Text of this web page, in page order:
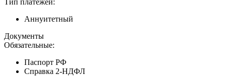
Аннуитетный
Документы
Обязательные:
Паспорт РФ
Справка 2-НДФЛ